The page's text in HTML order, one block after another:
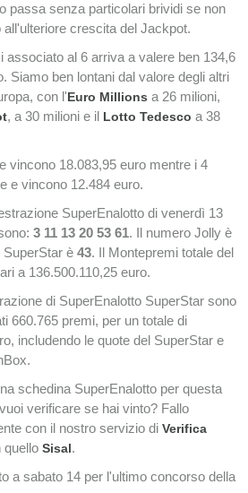
passa senza particolari brividi se non
all'ulteriore crescita del Jackpot.
associato al 6 arriva a valere ben 134,6
Siamo ben lontani dal valore degli altri
con l'Euro Millions a 26 milioni,
, a 30 milioni e il Lotto Tedesco a 38
vincono 18.083,95 euro mentre i 4
e vincono 12.484 euro.
SuperEnalotto di venerdì 13
3 11 13 20 53 61. Il numero Jolly è
SuperStar è 43. Il Montepremi totale del
a 136.500.110,25 euro.
di SuperEnalotto SuperStar sono
660.765 premi, per un totale di
includendo le quote del SuperStar e
schedina SuperEnalotto per questa
verificare se hai vinto? Fallo
con il nostro servizio di Verifica
quello Sisal.
a sabato 14 per l'ultimo concorso della